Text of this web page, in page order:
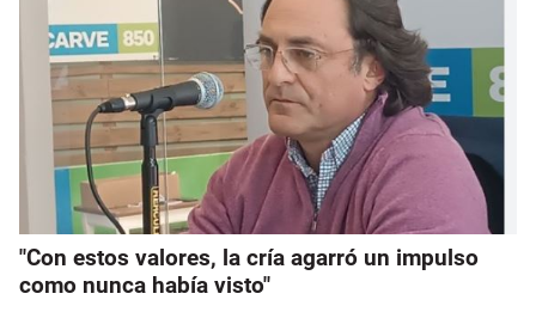
"Con estos valores, la cría agarró un impulso
como nunca había visto"